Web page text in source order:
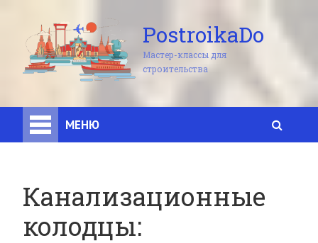
PostroikaDo
Мастер-классы для
строительства
МЕНЮ
Канализационные
колодцы: